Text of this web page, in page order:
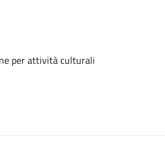
per attività culturali